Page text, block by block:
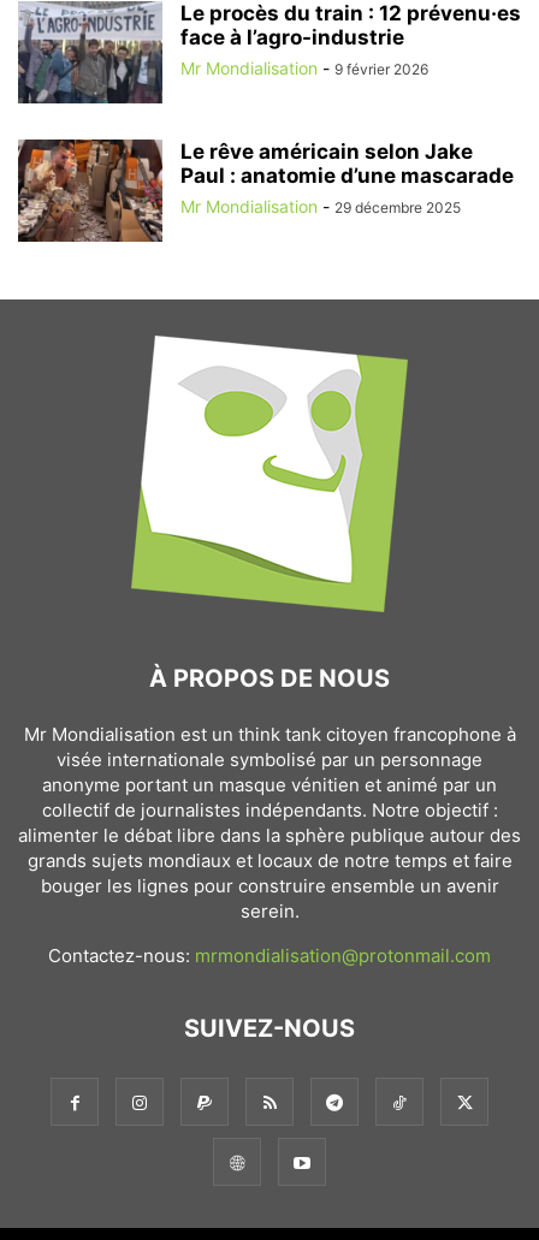
Le procès du train : 12 prévenu·es
face à l’agro-industrie
Mr Mondialisation - 9 février 2026
Le rêve américain selon Jake
Paul : anatomie d’une mascarade
Mr Mondialisation - 29 décembre 2025
À PROPOS DE NOUS
Mr Mondialisation est un think tank citoyen francophone à
visée internationale symbolisé par un personnage
anonyme portant un masque vénitien et animé par un
collectif de journalistes indépendants. Notre objectif :
alimenter le débat libre dans la sphère publique autour des
grands sujets mondiaux et locaux de notre temps et faire
bouger les lignes pour construire ensemble un avenir
serein.
Contactez-nous: mrmondialisation@protonmail.com
SUIVEZ-NOUS